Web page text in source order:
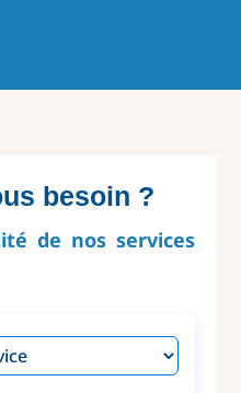
besoin ?
de nos services